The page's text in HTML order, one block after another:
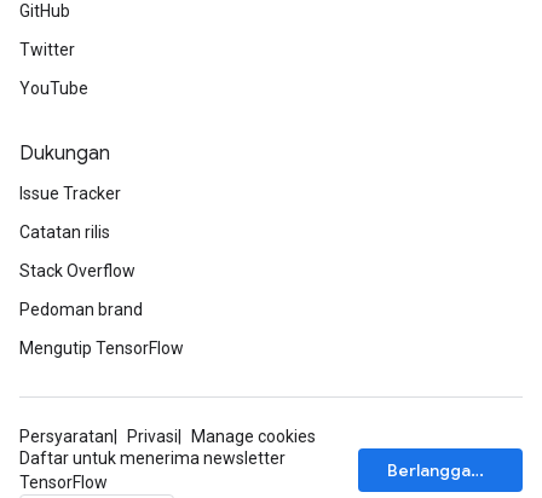
GitHub
Twitter
YouTube
Dukungan
Issue Tracker
Catatan rilis
Stack Overflow
Pedoman brand
Mengutip TensorFlow
Persyaratan Privasi
Manage cookies
Daftar untuk menerima newsletter
TensorFlow
Berlangganan